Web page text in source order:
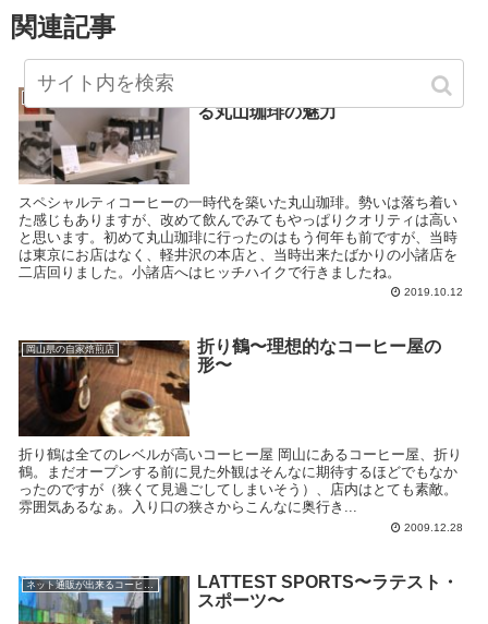
関連記事
スペシャルティコーヒーを牽引す
る丸山珈琲の魅力
スペシャルティコーヒーの一時代を築いた丸山珈琲。勢いは落ち着い
た感じもありますが、改めて飲んでみてもやっぱりクオリティは高い
と思います。初めて丸山珈琲に行ったのはもう何年も前ですが、当時
は東京にお店はなく、軽井沢の本店と、当時出来たばかりの小諸店を
二店回りました。小諸店へはヒッチハイクで行きましたね。
2019.10.12
岡山県の自家焙煎店
折り鶴〜理想的なコーヒー屋の
形〜
折り鶴は全てのレベルが高いコーヒー屋 岡山にあるコーヒー屋、折り
鶴。まだオープンする前に見た外観はそんなに期待するほどでもなか
ったのですが（狭くて見過ごしてしまいそう）、店内はとても素敵。
雰囲気あるなぁ。入り口の狭さからこんなに奥行き...
2009.12.28
ネット通販が出来るコーヒー屋
LATTEST SPORTS〜ラテスト・
スポーツ〜